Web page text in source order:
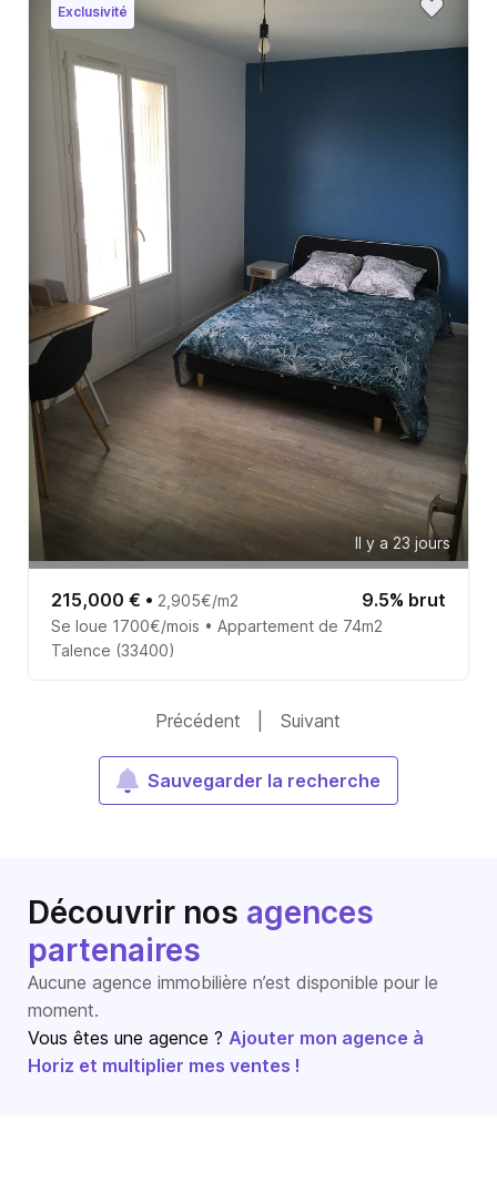
Exclusivité
Il y a 23 jours
215,000 € • 2,905€/m2 9.5% brut
Se loue 1700€/mois • Appartement de 74m2
Talence (33400)
Précédent Suivant
Sauvegarder la recherche
Découvrir nos agences
partenaires
Aucune agence immobilière n’est disponible pour le
moment.
Vous êtes une agence ? Ajouter mon agence à
Horiz et multiplier mes ventes !